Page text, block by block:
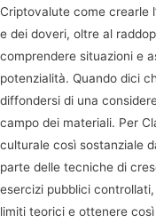
Criptovalute come crearle
e dei doveri, oltre al
comprendere situazioni e
potenzialità. Quando dici
diffondersi di una
campo dei materiali. Per
culturale così sostanziale
parte delle tecniche di
esercizi pubblici
limiti teorici e ottenere